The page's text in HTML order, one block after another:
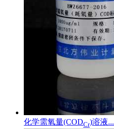
化学需氧量(CODCr)溶液...